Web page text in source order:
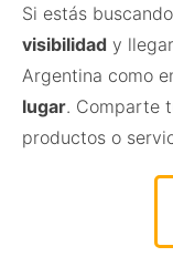
Si estás
visibilidad y
Argentina como
lugar. Comparte
productos o